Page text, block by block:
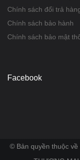
Chính sách đổi trả
Chính sách bảo hành
Chính sách bảo mật
Facebook
© Bản quyền thuộc